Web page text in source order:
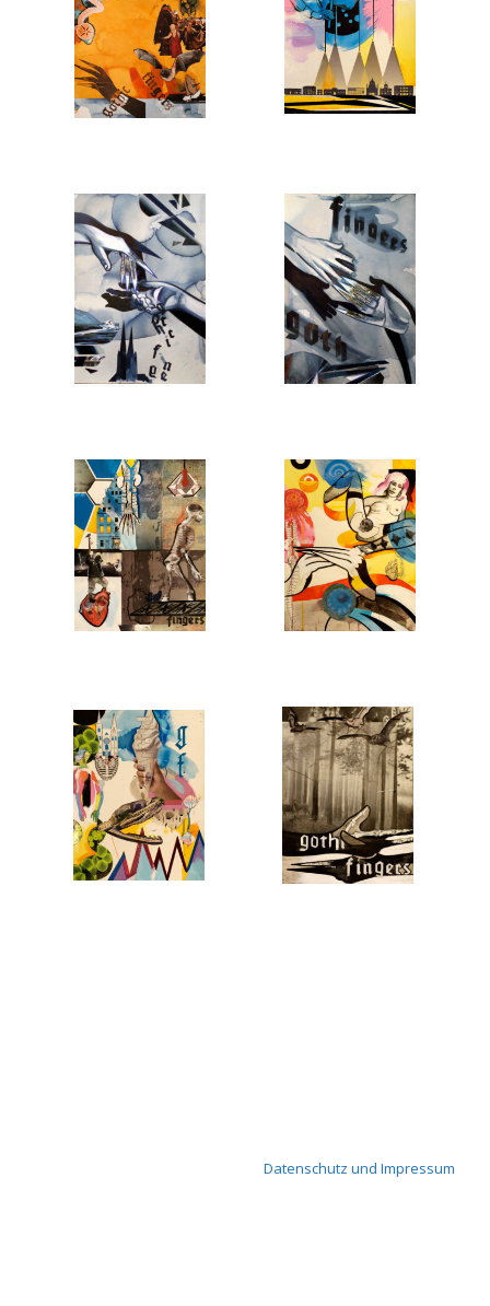
Datenschutz und Impressum